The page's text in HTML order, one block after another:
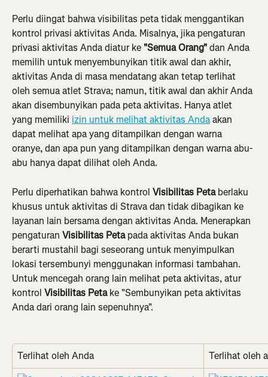
Perlu diingat bahwa visibilitas peta tidak menggantikan
kontrol privasi aktivitas Anda. Misalnya, jika pengaturan
privasi aktivitas Anda diatur ke "Semua Orang" dan Anda
memilih untuk menyembunyikan titik awal dan akhir,
aktivitas Anda di masa mendatang akan tetap terlihat
oleh semua atlet Strava; namun, titik awal dan akhir Anda
akan disembunyikan pada peta aktivitas. Hanya atlet
yang memiliki izin untuk melihat aktivitas Anda akan
dapat melihat apa yang ditampilkan dengan warna
oranye, dan apa pun yang ditampilkan dengan warna abu-
abu hanya dapat dilihat oleh Anda.
Perlu diperhatikan bahwa kontrol Visibilitas Peta berlaku
khusus untuk aktivitas di Strava dan tidak dibagikan ke
layanan lain bersama dengan aktivitas Anda. Menerapkan
pengaturan Visibilitas Peta pada aktivitas Anda bukan
berarti mustahil bagi seseorang untuk menyimpulkan
lokasi tersembunyi menggunakan informasi tambahan.
Untuk mencegah orang lain melihat peta aktivitas, atur
kontrol Visibilitas Peta ke "Sembunyikan peta aktivitas
Anda dari orang lain sepenuhnya".
Terlihat oleh Anda Terlihat oleh